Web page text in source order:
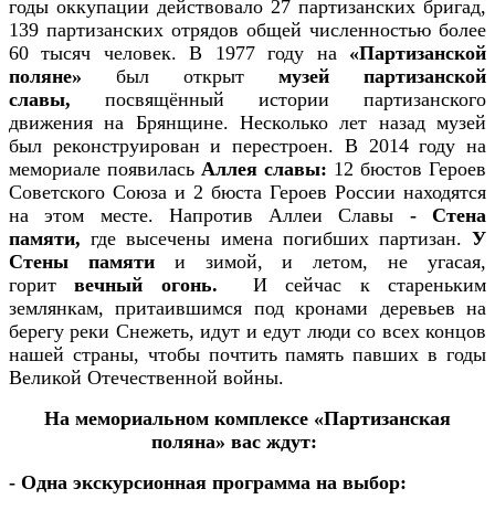
годы оккупации действовало 27 партизанских бригад,
139 партизанских отрядов общей численностью более
60 тысяч человек. В 1977 году на «Партизанской
поляне» был открыт музей партизанской
славы, посвящённый истории партизанского
движения на Брянщине. Несколько лет назад музей
был реконструирован и перестроен. В 2014 году на
мемориале появилась Аллея славы: 12 бюстов Героев
Советского Союза и 2 бюста Героев России находятся
на этом месте.
Напротив Аллеи Славы - Стена
памяти, где высечены имена погибших партизан. У
Стены памяти и зимой, и летом, не угасая,
горит вечный огонь.И сейчас к стареньким
землянкам, притаившимся под кронами деревьев на
берегу реки Снежеть, идут и едут люди со всех концов
нашей страны, чтобы почтить память павших в годы
Великой Отечественной войны.
На мемориальном комплексе «Партизанская
поляна» вас ждут:
- Одна экскурсионная программа на выбор: